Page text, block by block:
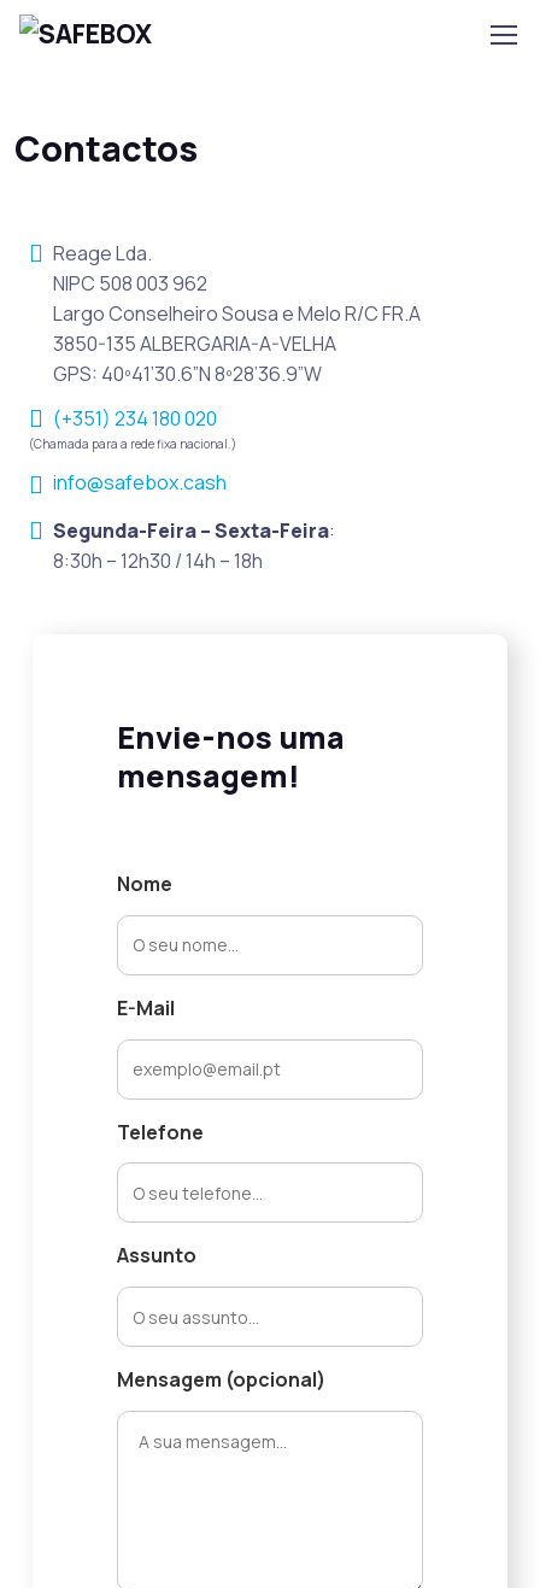
Contactos
Reage Lda.
NIPC 508 003 962
Largo Conselheiro Sousa e Melo R/C FR.A
3850-135 ALBERGARIA-A-VELHA
GPS: 40º41’30.6”N 8º28’36.9”W
(+351) 234 180 020
(Chamada para a rede fixa nacional.)
info@safebox.cash
Segunda-Feira – Sexta-Feira:
8:30h – 12h30 / 14h – 18h
Envie-nos uma
mensagem!
Nome
E-Mail
Telefone
Assunto
Mensagem (opcional)